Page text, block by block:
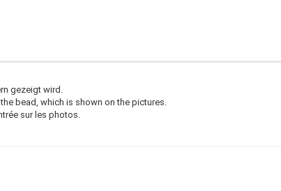
gezeigt wird.
bead, which is shown on the pictures.
sur les photos.